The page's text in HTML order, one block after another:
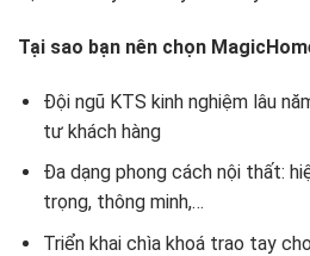
Tại sao bạn nên chọn
Đội ngũ KTS kinh nghiệm lâu
tư khách hàng
Đa dạng phong cách nội thất:
trọng, thông minh,…
Triển khai chìa khoá trao tay